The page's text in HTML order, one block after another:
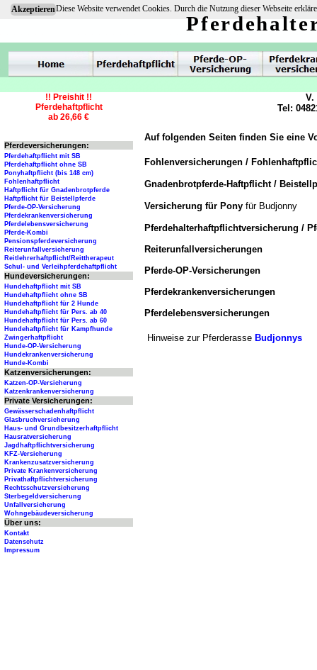
AkzeptierenDiese Website verwendet Cookies. Durch die Nutzung dieser Webseite
Auf folgenden Seiten finden Sie eine
Fohlenversicherungen /
Gnadenbrotpferde-Haftpflicht /
Versicherung für Pony für Budjonny
Pferdehalterhaftpflichtversicherung /
Reiterunfallversicherungen
Pferde-OP-Versicherungen
Pferdekrankenversicherungen
Pferdelebensversicherungen
Hinweise zur Pferderasse Budjonnys
V.
Tel:
!! Preishit !!
Pferdehaftpflicht
ab 26,66 €
Pferdeversicherungen:
Pferdehaftpflicht mit SB
Pferdehaftpflicht ohne SB
Ponyhaftpflicht (bis 148 cm)
Fohlenhaftpflicht
Haftpflicht für Gnadenbrotpferde
Haftpflicht für Beistellpferde
Pferde-OP-Versicherung
Pferdekrankenversicherung
Pferdelebensversicherung
Pferde-Kombi
Pensionspferdeversicherung
Reiterunfallversicherung
Reitlehrerhaftpflicht/Reittherapeut
Schul- und Verleihpferdehaftpflicht
Hundeversicherungen:
Hundehaftpflicht mit SB
Hundehaftpflicht ohne SB
Hundehaftpflicht für 2 Hunde
Hundehaftpflicht für Pers. ab 40
Hundehaftpflicht für Pers. ab 60
Hundehaftpflicht für Kampfhunde
Zwingerhaftpflicht
Hunde-OP-Versicherung
Hundekrankenversicherung
Hunde-Kombi
Katzenversicherungen:
Katzen-OP-Versicherung
Katzenkrankenversicherung
Private Versicherungen:
Gewässerschadenhaftpflicht
Glasbruchversicherung
Haus- und Grundbesitzerhaftpflicht
Hausratversicherung
Jagdhaftpflichtversicherung
KFZ-Versicherung
Krankenzusatzversicherung
Private Krankenversicherung
Privathaftpflichtversicherung
Rechtsschutzversicherung
Sterbegeldversicherung
Unfallversicherung
Wohngebäudeversicherung
Über uns:
Kontakt
Datenschutz
Impressum